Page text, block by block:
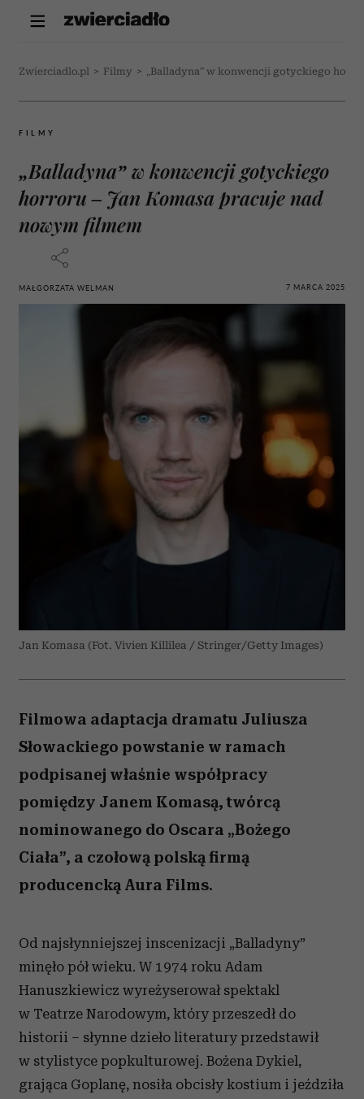
Zwierciadlo.pl > Filmy > „Balladyna” w konwencji gotyckiego
FILMY
„Balladyna” w konwencji gotyckiego
horroru – Jan Komasa pracuje nad
nowym filmem
MAŁGORZATA WELMAN 7 MARCA 2025
Jan Komasa (Fot. Vivien Killilea / Stringer/Getty Images)
Filmowa adaptacja dramatu Juliusza
Słowackiego powstanie w ramach
podpisanej właśnie współpracy
pomiędzy Janem Komasą, twórcą
nominowanego do Oscara „Bożego
Ciała”, a czołową polską firmą
producencką Aura Films.
Od najsłynniejszej inscenizacji „Balladyny”
minęło pół wieku. W 1974 roku Adam
Hanuszkiewicz wyreżyserował spektakl
w Teatrze Narodowym, który przeszedł do
historii – słynne dzieło literatury przedstawił
w stylistyce popkulturowej. Bożena Dykiel,
grająca Goplanę, nosiła obcisły kostium i jeździła